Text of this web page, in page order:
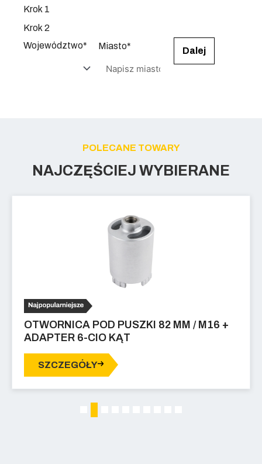
Krok 1
Krok 2
Województwo*
Miasto* Dalej
POLECANE TOWARY
NAJCZĘŚCIEJ WYBIERANE
OTWORNICA POD PUSZKI 82 MM / M16 +
ADAPTER 6-CIO KĄT
SZCZEGÓŁY